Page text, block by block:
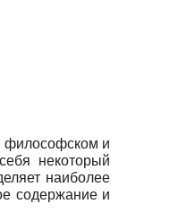
философском и
некоторый
наиболее
содержание и